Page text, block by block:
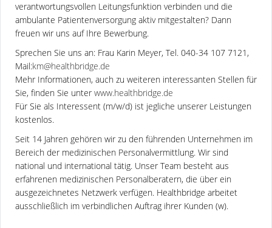
verantwortungsvollen Leitungsfunktion verbinden und die
ambulante Patientenversorgung aktiv mitgestalten? Dann
freuen wir uns auf Ihre Bewerbung.
Sprechen Sie uns an: Frau Karin Meyer, Tel. 040-34 107 7121,
Mail:km@healthbridge.de
Mehr Informationen, auch zu weiteren interessanten Stellen für
Sie, finden Sie unter www.healthbridge.de
Für Sie als Interessent (m/w/d) ist jegliche unserer Leistungen
kostenlos.
Seit 14 Jahren gehören wir zu den führenden Unternehmen im
Bereich der medizinischen Personalvermittlung. Wir sind
national und international tätig. Unser Team besteht aus
erfahrenen medizinischen Personalberatern, die über ein
ausgezeichnetes Netzwerk verfügen. Healthbridge arbeitet
ausschließlich im verbindlichen Auftrag ihrer Kunden (w).